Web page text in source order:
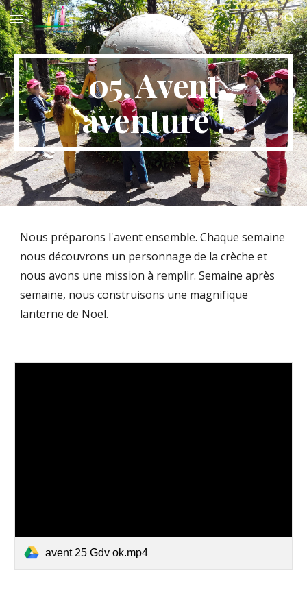
Skip to main content Skip to navigation
05. Avent
aventure !
Nous préparons l'avent ensemble. Chaque semaine
nous découvrons un personnage de la crèche et
nous avons une mission à remplir. Semaine après
semaine, nous construisons une magnifique
lanterne de Noël.
avent 25 Gdv ok.mp4